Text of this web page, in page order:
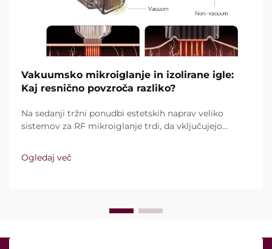
Vakuumsko mikroiglanje in izolirane igle:
Kaj resnično povzroča razliko?
Na sedanji tržni ponudbi estetskih naprav veliko
sistemov za RF mikroiglanje trdi, da vključujejo
vprašanje pa ni le, ali te funkcije sploh obstajajo,
temveč kako natančno delujejo med kliničnim
Ogledaj več